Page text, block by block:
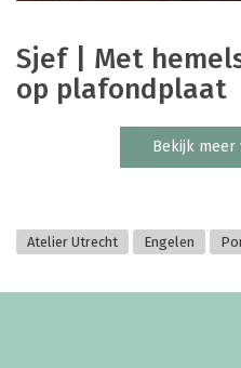
Sjef | Met
op plafondplaat
Bekijk meer
Atelier Utrecht Engelen